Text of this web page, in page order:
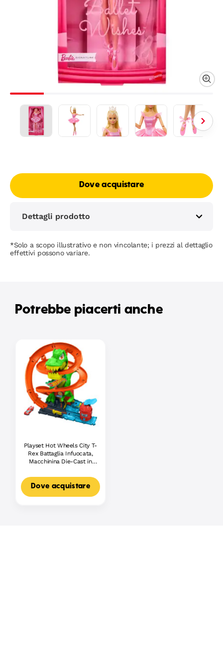
Dove acquistare
Dettagli prodotto
*Solo a scopo illustrativo e non vincolante; i prezzi al dettaglio
effettivi possono variare.
Potrebbe piacerti anche
Playset Hot Wheels City T-
Rex Battaglia Infuocata,
Macchinina Die-Cast in
Nemico
Dove acquistare